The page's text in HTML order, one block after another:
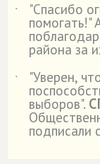
˙
"Спасибо
помогать!"
района за
˙
"Уверен,
выборов".
подписали